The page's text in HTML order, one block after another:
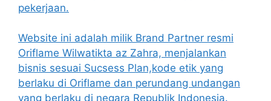
pekerjaan.
Website ini adalah milik Brand Partner resmi
Oriflame Wilwatikta az Zahra, menjalankan
bisnis sesuai Sucsess Plan,kode etik yang
berlaku di Oriflame dan perundang undangan
yang berlaku di negara Republik Indonesia.